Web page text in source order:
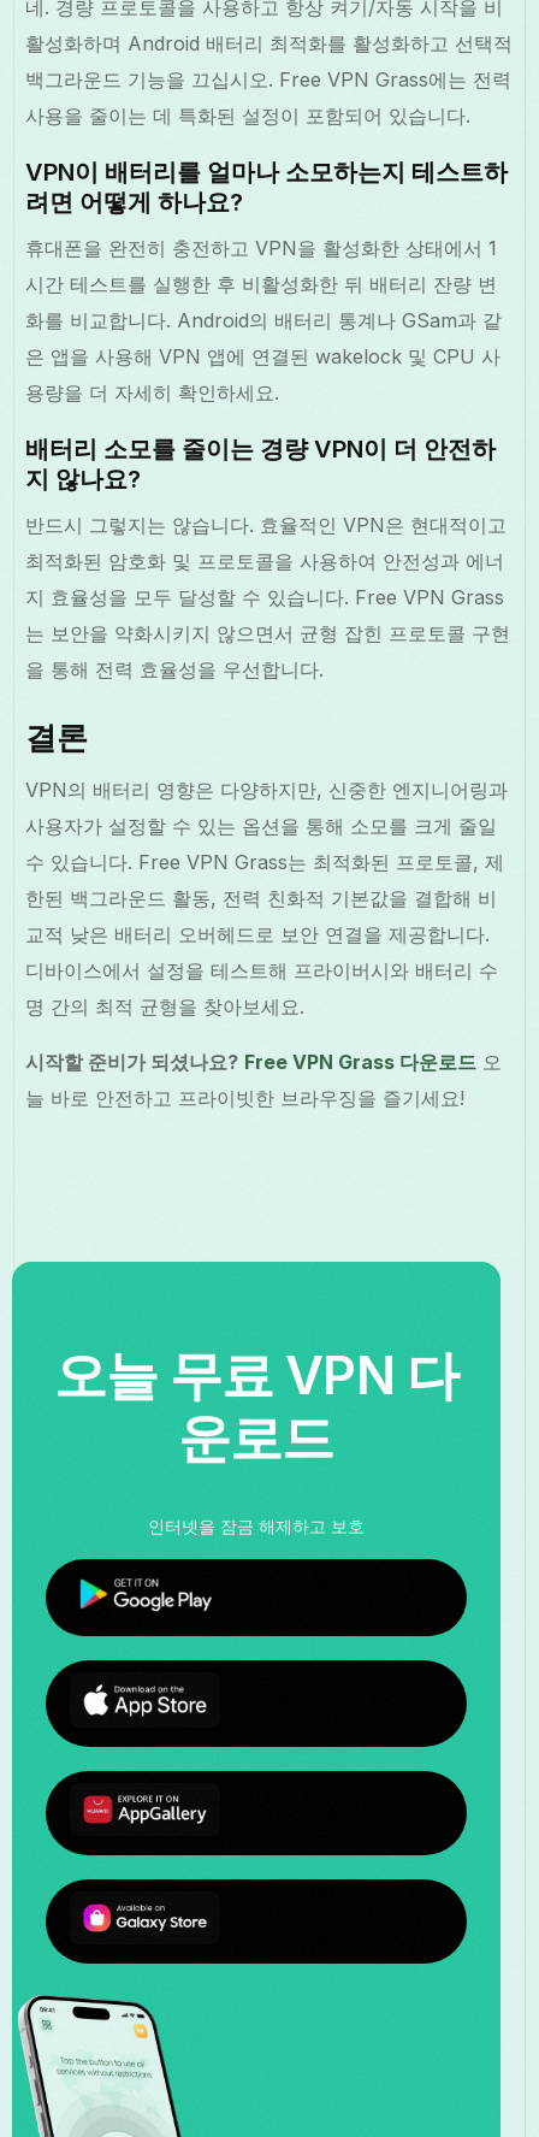
네. 경량 프로토콜을 사용하고 항상 켜기/자동 시작을 비
활성화하며 Android 배터리 최적화를 활성화하고 선택적
백그라운드 기능을 끄십시오. Free VPN Grass에는 전력
사용을 줄이는 데 특화된 설정이 포함되어 있습니다.
VPN이 배터리를 얼마나 소모하는지 테스트하
려면 어떻게 하나요?
휴대폰을 완전히 충전하고 VPN을 활성화한 상태에서 1
시간 테스트를 실행한 후 비활성화한 뒤 배터리 잔량 변
화를 비교합니다. Android의 배터리 통계나 GSam과 같
은 앱을 사용해 VPN 앱에 연결된 wakelock 및 CPU 사
용량을 더 자세히 확인하세요.
배터리 소모를 줄이는 경량 VPN이 더 안전하
지 않나요?
반드시 그렇지는 않습니다. 효율적인 VPN은 현대적이고
최적화된 암호화 및 프로토콜을 사용하여 안전성과 에너
지 효율성을 모두 달성할 수 있습니다. Free VPN Grass
는 보안을 약화시키지 않으면서 균형 잡힌 프로토콜 구현
을 통해 전력 효율성을 우선합니다.
결론
VPN의 배터리 영향은 다양하지만, 신중한 엔지니어링과
사용자가 설정할 수 있는 옵션을 통해 소모를 크게 줄일
수 있습니다. Free VPN Grass는 최적화된 프로토콜, 제
한된 백그라운드 활동, 전력 친화적 기본값을 결합해 비
교적 낮은 배터리 오버헤드로 보안 연결을 제공합니다.
디바이스에서 설정을 테스트해 프라이버시와 배터리 수
명 간의 최적 균형을 찾아보세요.
시작할 준비가 되셨나요? Free VPN Grass 다운로드 오
늘 바로 안전하고 프라이빗한 브라우징을 즐기세요!
오늘 무료 VPN 다
운로드
인터넷을 잠금 해제하고 보호